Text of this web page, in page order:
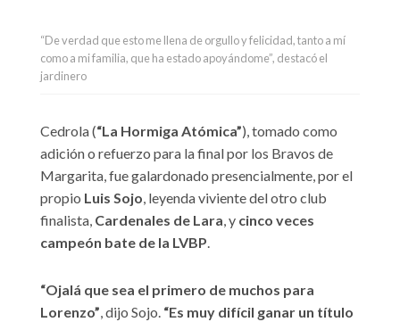
“De verdad que esto me llena de orgullo y felicidad, tanto a mí
como a mi familia, que ha estado apoyándome”, destacó el
jardinero
Cedrola (“La Hormiga Atómica”), tomado como
adición o refuerzo para la final por los Bravos de
Margarita, fue galardonado presencialmente, por el
propio Luis Sojo, leyenda viviente del otro club
finalista, Cardenales de Lara, y cinco veces
campeón bate de la LVBP.
“Ojalá que sea el primero de muchos para
Lorenzo”, dijo Sojo. “Es muy difícil ganar un título